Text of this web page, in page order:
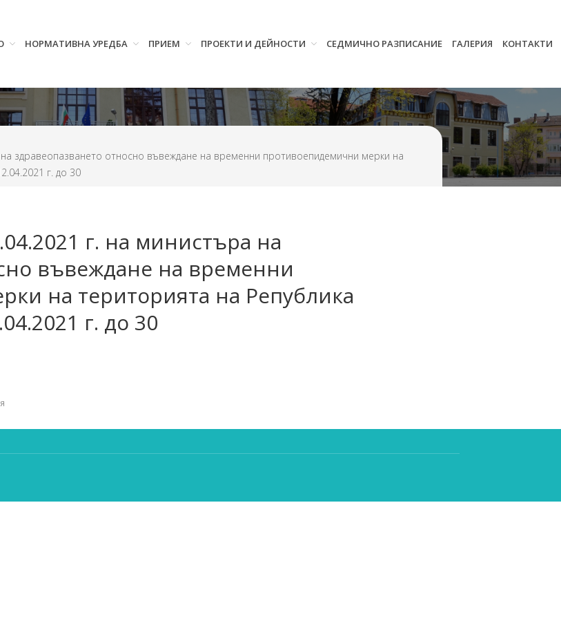
Начало
Нормативна уредба
Прием
Проекти и дейности
Седмично разписание
НОРМАТИВНА УРЕДБА ПРИЕМ ПРОЕКТИ И ДЕЙНОСТИ СЕДМИЧНО РАЗПИСАНИЕ ГАЛЕРИЯ КОНТАКТИ
здравеопазването относно въвеждане на временни противоепидемични мерки на
г. до 30
г. на министъра на
въвеждане на временни
на територията на Република
г. до 30